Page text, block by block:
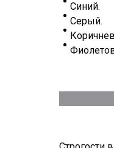
Синий.
Серый.